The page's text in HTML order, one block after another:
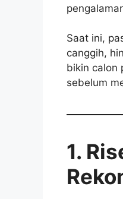
Saat ini,
canggih,
bikin calon
sebelum
1.